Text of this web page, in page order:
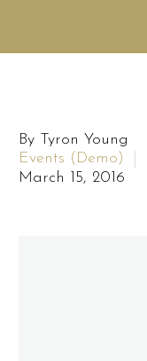
By Tyron Young
Events (Demo)
March 15, 2016